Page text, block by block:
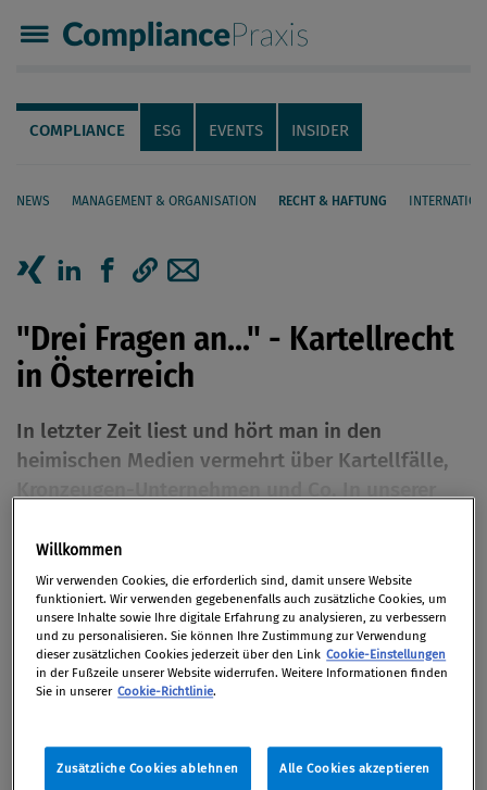
Compliance Praxis
Servicenavigation
Navigation
COMPLIANCE ESG EVENTS INSIDER
NEWS MANAGEMENT & ORGANISATION RECHT & HAFTUNG
Seiteninhalt
"Drei Fragen an..." - Kartellrecht
in Österreich
In letzter Zeit liest und hört man in den
heimischen Medien vermehrt über Kartellfälle,
Begrifflichkeiten bereits unter die Lupe
genommen. Im Format "Drei Fragen an..." klären
wir nun gemeinsam mit Kartellrechtsexperte
Martin Eckel drei brennende Fragen zum
Kartellrecht und zum aktuellen Fall REWE.
Bakk.
12. Februar 2025
Premium
Willkommen
Wir verwenden Cookies, die erforderlich sind, damit unsere Website
funktioniert. Wir verwenden gegebenenfalls auch zusätzliche Cookies, um
unsere Inhalte sowie Ihre digitale Erfahrung zu analysieren, zu verbessern
und zu personalisieren. Sie können Ihre Zustimmung zur Verwendung
dieser zusätzlichen Cookies jederzeit über den Link Cookie-Einstellungen
in der Fußzeile unserer Website widerrufen. Weitere Informationen finden
Sie in unserer Cookie-Richtlinie.
Zusätzliche Cookies ablehnen Alle Cookies akzeptieren